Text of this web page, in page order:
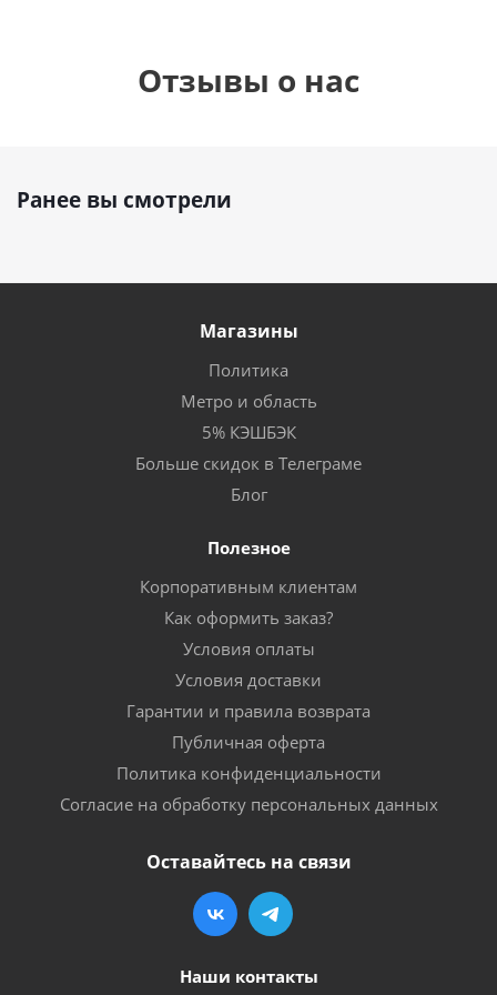
Отзывы о нас
Ранее вы смотрели
Магазины
Политика
Метро и область
5% КЭШБЭК
Больше скидок в Телеграме
Блог
Полезное
Корпоративным клиентам
Как оформить заказ?
Условия оплаты
Условия доставки
Гарантии и правила возврата
Публичная оферта
Политика конфиденциальности
Согласие на обработку персональных данных
Оставайтесь на связи
Наши контакты